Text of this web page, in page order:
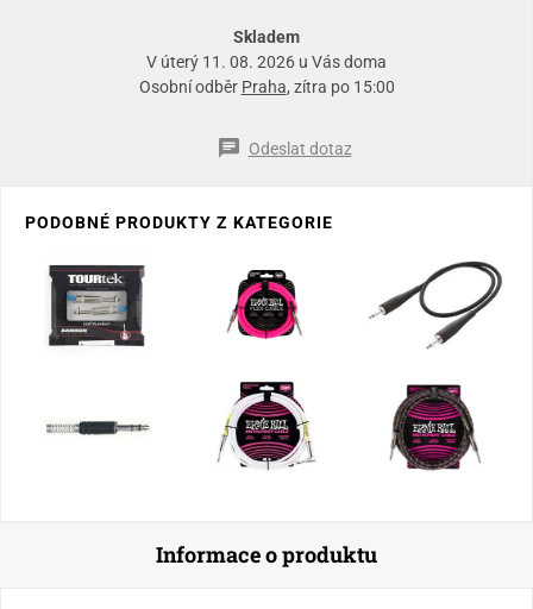
Skladem
V úterý 11. 08. 2026 u Vás doma
Osobní odběr Praha, zítra po 15:00
Odeslat dotaz
PODOBNÉ PRODUKTY Z KATEGORIE
Informace o produktu